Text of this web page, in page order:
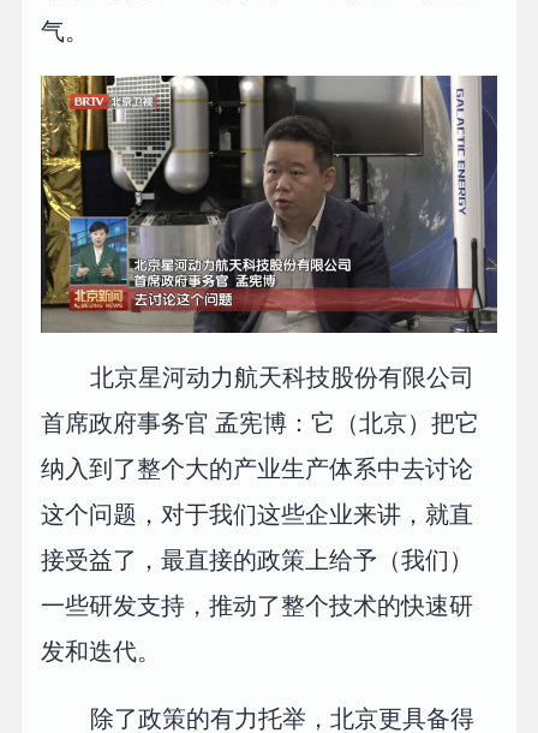
气。
北京星河动力航天科技股份有限公司
首席政府事务官 孟宪博：它（北京）把它
纳入到了整个大的产业生产体系中去讨论
这个问题，对于我们这些企业来讲，就直
接受益了，最直接的政策上给予（我们）
一些研发支持，推动了整个技术的快速研
发和迭代。
除了政策的有力托举，北京更具备得